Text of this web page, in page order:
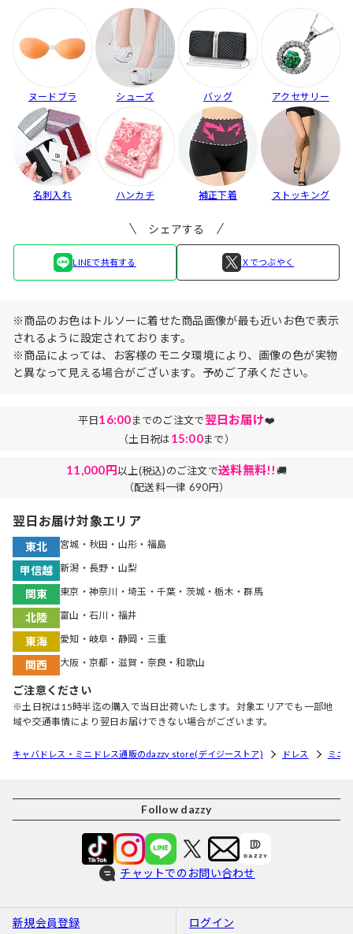
ヌードブラ シューズ バッグ アクセサリー
名刺入れ ハンカチ 補正下着 ストッキング
シェアする
LINEで共有する Ｘでつぶやく
※商品のお色はトルソーに着せた商品画像が最も近いお色で表示
されるように設定されております。
※商品によっては、お客様のモニタ環境により、画像の色が実物
と異なって見える場合がございます。予めご了承ください。
平日16:00までのご注文で翌日お届け❤️
（土日祝は15:00まで）
11,000円以上(税込)のご注文で送料無料!!🚚
（配送料一律 690円）
翌日お届け対象エリア
東北 宮城・秋田・山形・福島
甲信越 新潟・長野・山梨
関東 東京・神奈川・埼玉・千葉・茨城・栃木・群馬
北陸 富山・石川・福井
東海 愛知・岐阜・静岡・三重
関西 大阪・京都・滋賀・奈良・和歌山
ご注意ください
※土日祝は15時半迄の購入で当日出荷いたします。対象エリアでも一部地
域や交通事情により翌日お届けできない場合がございます。
キャバドレス・ミニドレス通販のdazzy store(デイジーストア) ドレス ミニ
Follow dazzy
チャットでのお問い合わせ
新規会員登録 ログイン